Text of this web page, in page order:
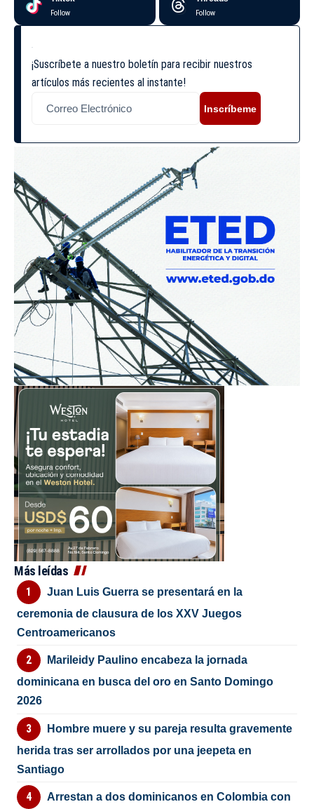
Follow Follow
¡Suscríbete a nuestro boletín para recibir nuestros
artículos más recientes al instante!
Inscríbeme
Más leídas
Juan Luis Guerra se presentará en la
ceremonia de clausura de los XXV Juegos
Centroamericanos
Marileidy Paulino encabeza la jornada
dominicana en busca del oro en Santo Domingo
2026
Hombre muere y su pareja resulta gravemente
herida tras ser arrollados por una jeepeta en
Santiago
Arrestan a dos dominicanos en Colombia con